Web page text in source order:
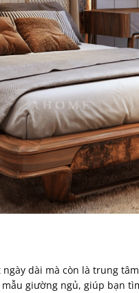
dài mà còn là trung
mẫu giường ngủ, giúp bạn